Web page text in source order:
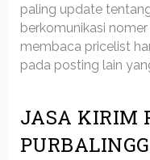
paling update
berkomunikasi
membaca pricelist
pada posting lain
JASA KIRIM